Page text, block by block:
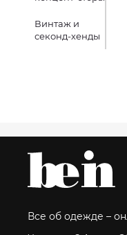
Винтаж и
секонд-хенды
Все об одежде –